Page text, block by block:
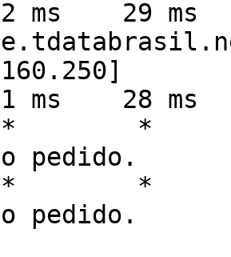
pedido.
pedido.